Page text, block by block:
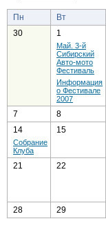
Пн Вт
30
1
Май. 3-й
Сибирский
Авто-мото
Фестиваль
Информация
о Фестивале
2007
7 8
14
Собрание
Клуба
15
21 22
28 29